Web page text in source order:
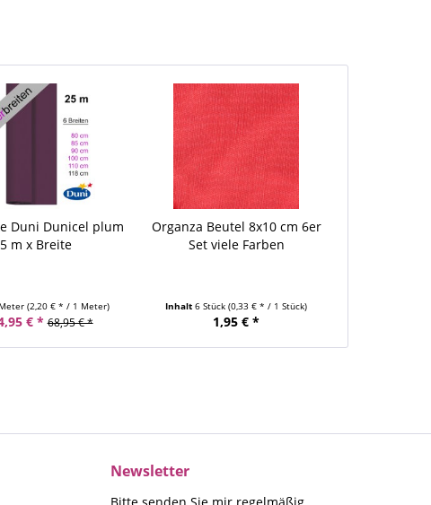
Duni Dunicel plum
m x Breite
(2,20 € * / 1 Meter)
€ * 68,95 € *
Organza Beutel 8x10 cm 6er
Set viele Farben
Inhalt6 Stück(0,33 € * / 1 Stück)
1,95 € *
Newsletter